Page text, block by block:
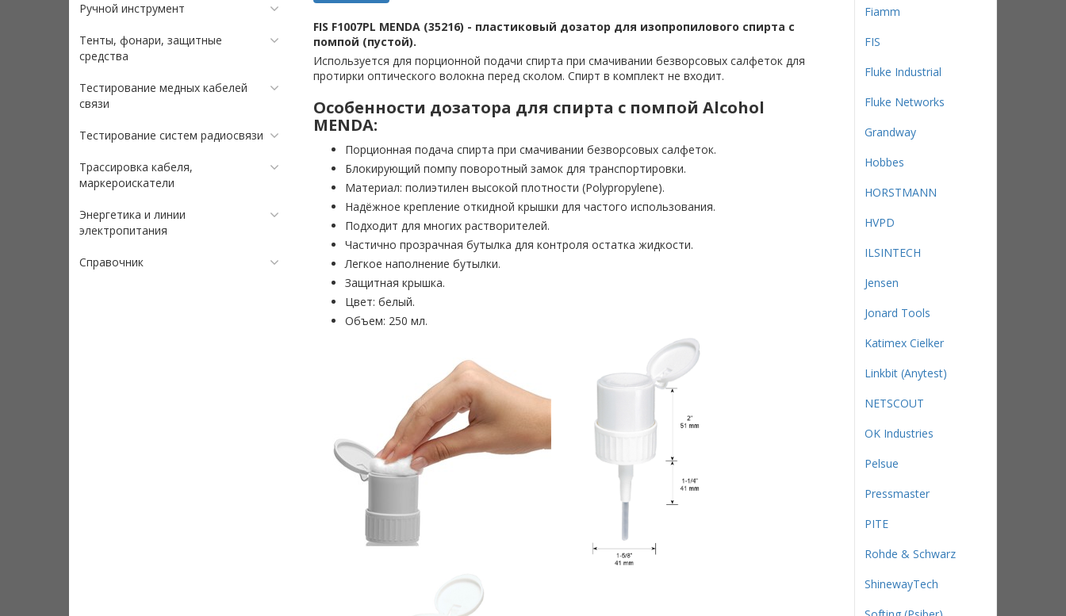
Ручной инструмент
Тенты, фонари, защитные
средства
Тестирование медных кабелей
связи
Тестирование систем радиосвязи
Трассировка кабеля,
маркероискатели
Энергетика и линии
электропитания
Справочник
FIS F1007PL MENDA (35216) - пластиковый дозатор для изопропилового спирта с
помпой (пустой).
Используется для порционной подачи спирта при смачивании безворсовых салфеток для
протирки оптического волокна перед сколом. Спирт в комплект не входит.
Особенности дозатора для спирта с помпой Alcohol
MENDA:
Порционная подача спирта при смачивании безворсовых салфеток.
Блокирующий помпу поворотный замок для транспортировки.
Материал: полиэтилен высокой плотности (Polypropylene).
Надёжное крепление откидной крышки для частого использования.
Подходит для многих растворителей.
Частично прозрачная бутылка для контроля остатка жидкости.
Легкое наполнение бутылки.
Защитная крышка.
Цвет: белый.
Объем: 250 мл.
Fiamm
FIS
Fluke Industrial
Fluke Networks
Grandway
Hobbes
HORSTMANN
HVPD
ILSINTECH
Jensen
Jonard Tools
Katimex Cielker
Linkbit (Anytest)
NETSCOUT
OK Industries
Pelsue
Pressmaster
PITE
Rohde & Schwarz
ShinewayTech